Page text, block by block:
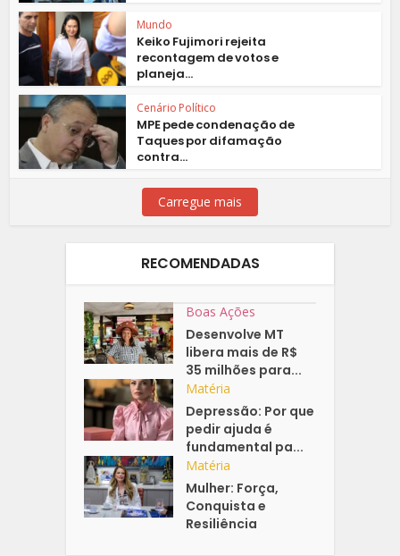
Mundo
Keiko Fujimori rejeita
recontagem de votos e
planeja...
Cenário Político
MPE pede condenação de
Taques por difamação
contra...
Carregue mais
RECOMENDADAS
Boas Ações
Desenvolve MT
libera mais de R$
35 milhões para...
Matéria
Depressão: Por que
pedir ajuda é
fundamental pa...
Matéria
Mulher: Força,
Conquista e
Resiliência